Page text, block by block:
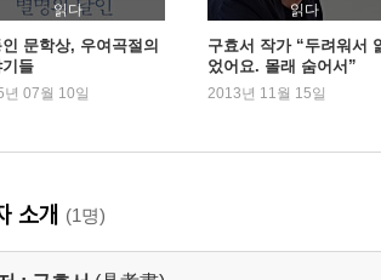
읽다
문학상, 우여곡절의
들
07월 10일
읽다
구효서 작가 “두려워서
었어요. 몰래 숨어서”
2013년 11월 15일
소개 (1명)